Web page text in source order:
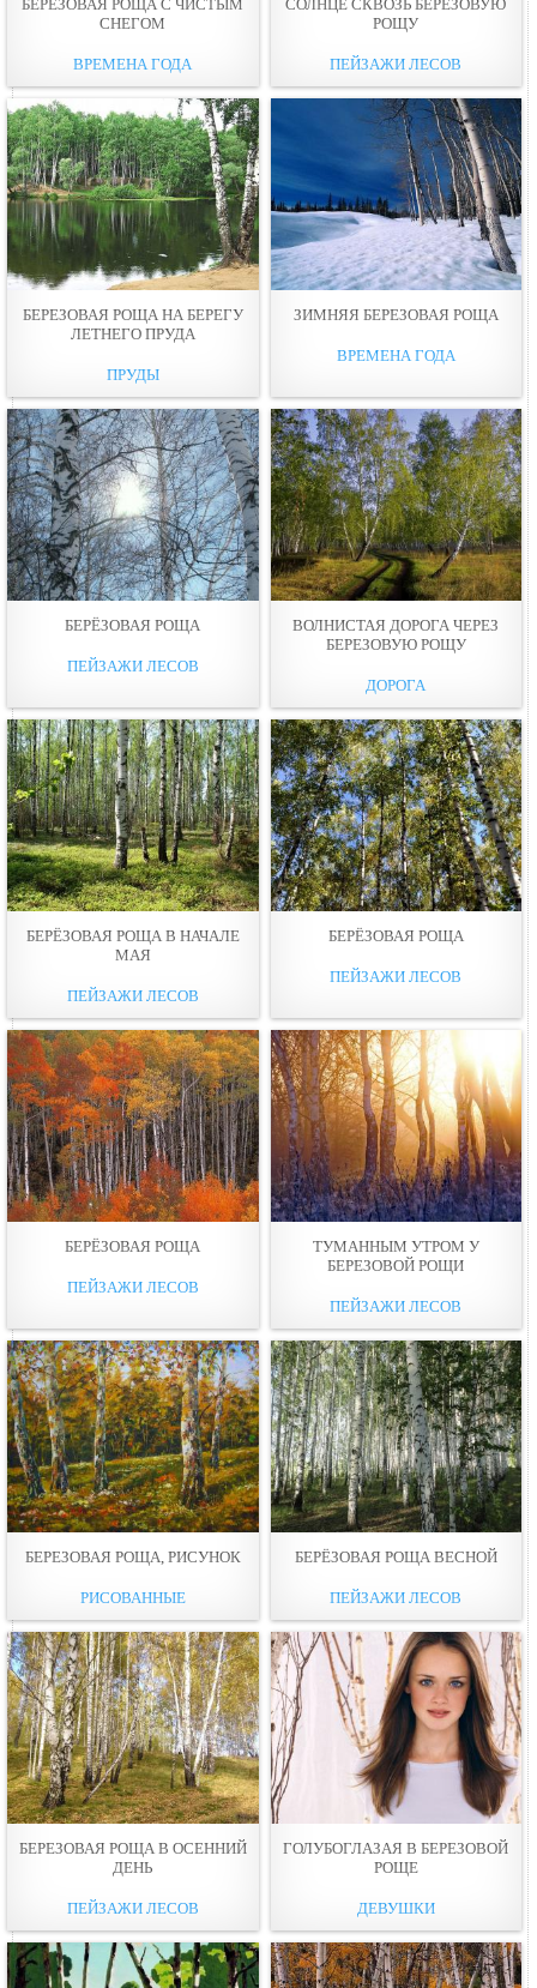
БЕРЕЗОВАЯ РОЩА С ЧИСТЫМ
СНЕГОМ
ВРЕМЕНА ГОДА
СОЛНЦЕ СКВОЗЬ БЕРЕЗОВУЮ
РОЩУ
ПЕЙЗАЖИ ЛЕСОВ
БЕРЕЗОВАЯ РОЩА НА БЕРЕГУ
ЛЕТНЕГО ПРУДА
ПРУДЫ
ЗИМНЯЯ БЕРЕЗОВАЯ РОЩА
ВРЕМЕНА ГОДА
БЕРЁЗОВАЯ РОЩА
ПЕЙЗАЖИ ЛЕСОВ
ВОЛНИСТАЯ ДОРОГА ЧЕРЕЗ
БЕРЕЗОВУЮ РОЩУ
ДОРОГА
БЕРЁЗОВАЯ РОЩА В НАЧАЛЕ
МАЯ
ПЕЙЗАЖИ ЛЕСОВ
БЕРЁЗОВАЯ РОЩА
ПЕЙЗАЖИ ЛЕСОВ
БЕРЁЗОВАЯ РОЩА
ПЕЙЗАЖИ ЛЕСОВ
ТУМАННЫМ УТРОМ У
БЕРЕЗОВOЙ РОЩИ
ПЕЙЗАЖИ ЛЕСОВ
БЕРЕЗОВАЯ РОЩА, РИСУНОК
РИСОВАННЫЕ
БЕРЁЗОВАЯ РОЩА ВЕСНОЙ
ПЕЙЗАЖИ ЛЕСОВ
БЕРЕЗОВАЯ РОЩА В ОСЕННИЙ
ДEНЬ
ПЕЙЗАЖИ ЛЕСОВ
ГОЛУБОГЛАЗАЯ В БЕРЕЗОВОЙ
РОЩЕ
ДЕВУШКИ